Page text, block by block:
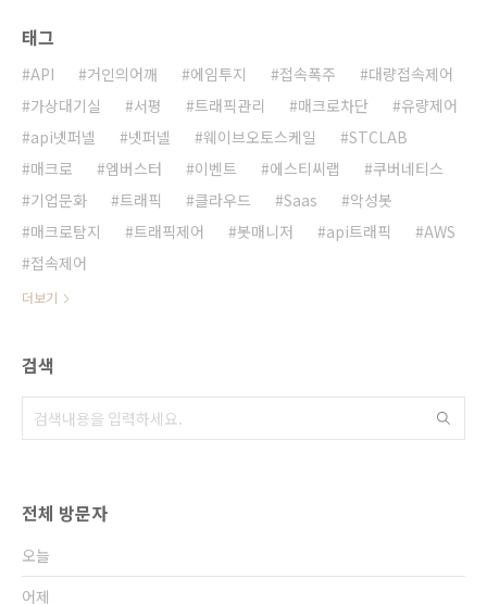
태그
API 거인의어깨 에임투지 접속폭주
대량접속제어
가상대기실
서평 트래픽관리 매크로차단
유량제어
api넷퍼넬
넷퍼넬 웨이브오토스케일
STCLAB
매크로
엠버스터 이벤트 에스티씨랩
쿠버네티스
기업문화
트래픽 클라우드 Saas
악성봇
매크로탐지
트래픽제어 봇매니저 api트래픽
AWS
접속제어
더보기
검색
전체 방문자
오늘
어제